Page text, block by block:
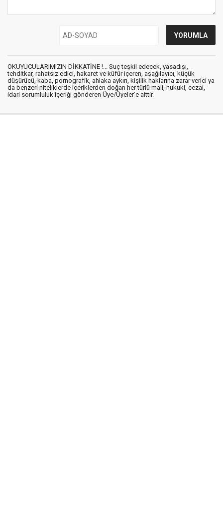
OKUYUCULARIMIZIN DİKKATİNE !... Suç teşkil edecek, yasadışı,
tehditkar, rahatsız edici, hakaret ve küfür içeren, aşağılayıcı, küçük
düşürücü, kaba, pornografik, ahlaka aykırı, kişilik haklarına zarar verici ya
da benzeri niteliklerde içeriklerden doğan her türlü mali, hukuki, cezai,
idari sorumluluk içeriği gönderen Üye/Üyeler’e aittir.